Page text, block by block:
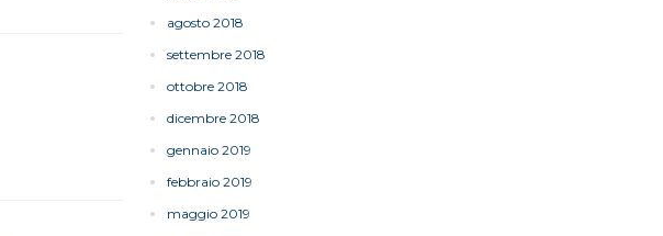
agosto 2018
settembre 2018
ottobre 2018
dicembre 2018
gennaio 2019
febbraio 2019
maggio 2019